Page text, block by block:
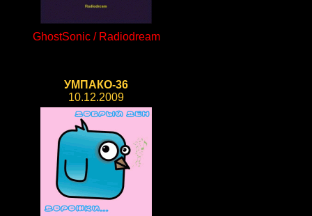
GhostSonic / Radiodream
УМПАКО-36
10.12.2009